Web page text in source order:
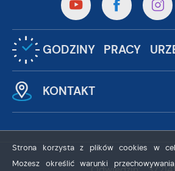
GODZINY PRACY
KONTAKT
Strona korzysta z plików cookies w
Możesz określić warunki